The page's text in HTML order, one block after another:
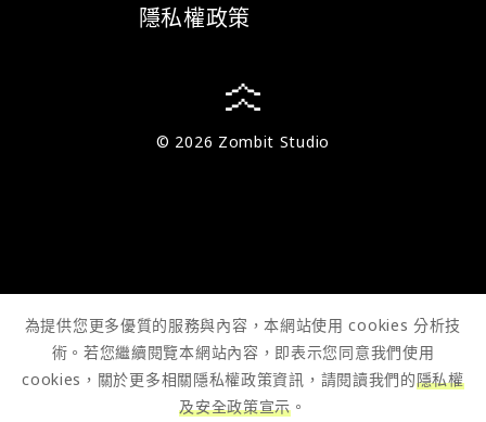
隱私權政策
© 2026 Zombit Studio
為提供您更多優質的服務與內容，本網站使用 cookies 分析技
術。若您繼續閱覽本網站內容，即表示您同意我們使用
cookies，關於更多相關隱私權政策資訊，請閱讀我們的隱私權
及安全政策宣示 。